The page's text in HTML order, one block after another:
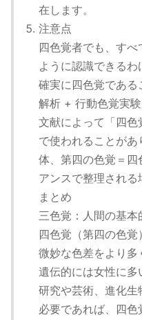
在します。
注意点
四色覚者でも、す
ように認識できるわ
確実に四色覚であ
解析 + 行動色覚実験
文献によって「四
で使われることが
体、第四の色覚＝四
アンスで整理される
まとめ
三色覚：人間の基本
四色覚（第四の色覚
微妙な色差をより多
遺伝的には女性に多
研究や芸術、進化生
必要であれば、四